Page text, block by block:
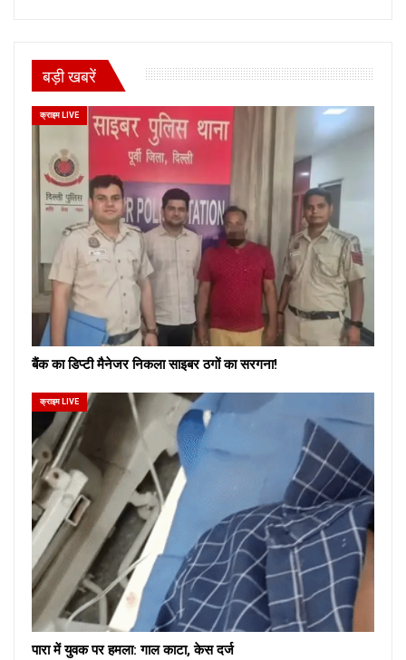
बड़ी खबरें
क्राइम LIVE
बैंक का डिप्टी मैनेजर निकला साइबर ठगों का सरगना!
क्राइम LIVE
पारा में युवक पर हमला: गाल काटा, केस दर्ज